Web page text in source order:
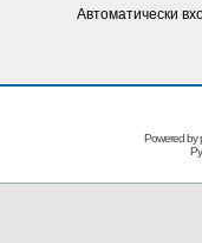
Автоматически
Powered by